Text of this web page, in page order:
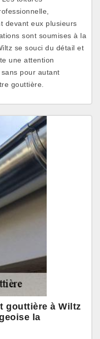
devant eux plusieurs
sont soumises à la
se souci du détail et
une attention
pour autant
gouttière.
gouttière à Wiltz
la